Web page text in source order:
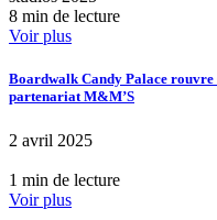
8 min de lecture
Voir plus
Boardwalk Candy Palace rouvre
partenariat M&M’S
2 avril 2025
1 min de lecture
Voir plus